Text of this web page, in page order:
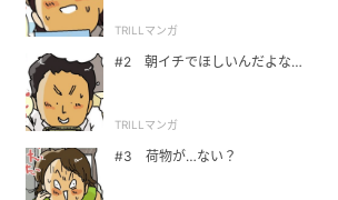
TRILLマンガ
#2 朝イチでほしいんだよな…
TRILLマンガ
#3 荷物が…ない？